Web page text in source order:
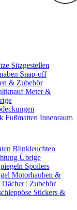
Sitzgestellen
Snap-off
& Zubehör
Meter &
Fußmatten Innenraum
Blinkleuchten
Übrige
Spoilers
Motorhauben &
Dächer | Zubehör
Stickers &